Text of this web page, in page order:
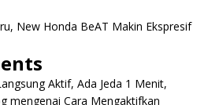
New Honda BeAT Makin Ekspresif
Aktif, Ada Jeda 1 Menit,
mengenai Cara Mengaktifkan